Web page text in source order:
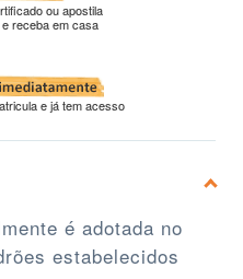
ou apostila
receba em casa
e já tem acesso
é adotada no
estabelecidos